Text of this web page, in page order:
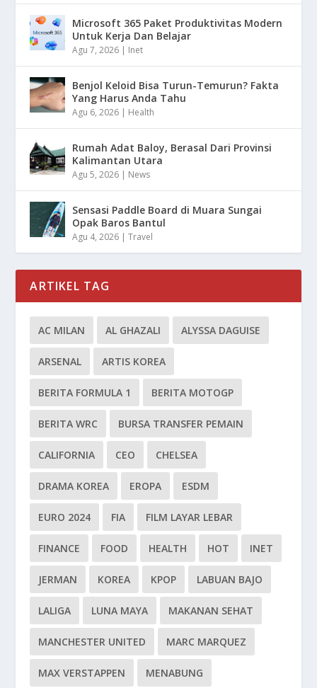
Microsoft 365 Paket Produktivitas Modern
Untuk Kerja Dan Belajar
Agu 7, 2026 | Inet
Benjol Keloid Bisa Turun-Temurun? Fakta
Yang Harus Anda Tahu
Agu 6, 2026 | Health
Rumah Adat Baloy, Berasal Dari Provinsi
Kalimantan Utara
Agu 5, 2026 | News
Sensasi Paddle Board di Muara Sungai
Opak Baros Bantul
Agu 4, 2026 |Travel
ARTIKEL TAG
AC MILAN AL GHAZALI ALYSSA DAGUISE
ARSENAL ARTIS KOREA
BERITA FORMULA 1 BERITA MOTOGP
BERITA WRC BURSA TRANSFER PEMAIN
CALIFORNIA CEO CHELSEA
DRAMA KOREA EROPA ESDM
EURO 2024 FIA FILM LAYAR LEBAR
FINANCE FOOD HEALTH HOT INET
JERMAN KOREA KPOP LABUAN BAJO
LALIGA LUNA MAYA MAKANAN SEHAT
MANCHESTER UNITED MARC MARQUEZ
MAX VERSTAPPEN MENABUNG